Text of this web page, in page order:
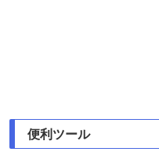
便利ツール